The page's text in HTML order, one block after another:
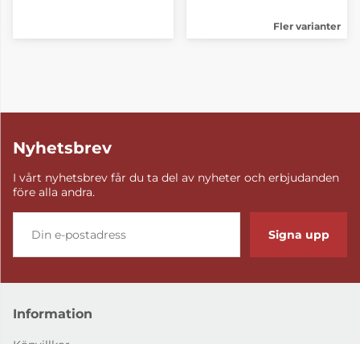
Fler varianter
Nyhetsbrev
I vårt nyhetsbrev får du ta del av nyheter och erbjudanden
före alla andra.
Signa upp
Information